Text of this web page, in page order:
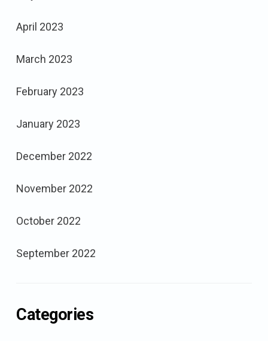
April 2023
March 2023
February 2023
January 2023
December 2022
November 2022
October 2022
September 2022
Categories